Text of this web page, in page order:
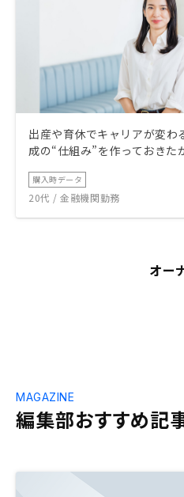
出産や育休でキャリアが変わ
成の“仕組み”を作っておきた
購入時データ
20代 / 金融機関勤務
オー
編集部おすすめ記
MAGAZINE